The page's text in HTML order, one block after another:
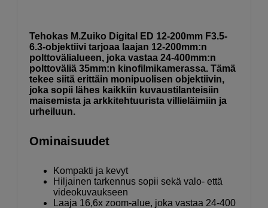
Tehokas M.Zuiko Digital ED 12-200mm F3.5-
6.3-objektiivi tarjoaa laajan 12-200mm:n
polttovälialueen, joka vastaa 24-400mm:n
polttoväliä 35mm:n kinofilmikamerassa. Tämä
tekee siitä erittäin monipuolisen objektiivin,
joka sopii lähes kaikkiin kuvaustilanteisiin
maisemista ja arkkitehtuurista villieläimiin ja
urheiluun.
Ominaisuudet
Kompakti ja kevyt
Hiljainen tarkennus sopii sekä valo- että
videokuvaukseen
Laaja 16,6x zoom-alue, joka vastaa 24-400